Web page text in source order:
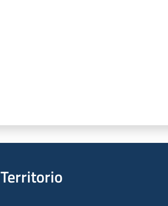
Territorio